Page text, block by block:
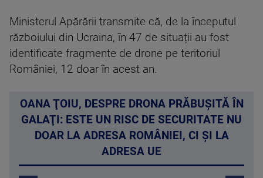
Ministerul Apărării transmite că, de la începutul
războiului din Ucraina, în 47 de situații au fost
identificate fragmente de drone pe teritoriul
României, 12 doar în acest an.
OANA ŢOIU, DESPRE DRONA PRĂBUŞITĂ ÎN
GALAŢI: ESTE UN RISC DE SECURITATE NU
DOAR LA ADRESA ROMÂNIEI, CI ȘI LA
ADRESA UE